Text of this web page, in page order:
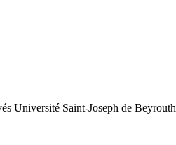
Université Saint-Joseph de Beyrouth